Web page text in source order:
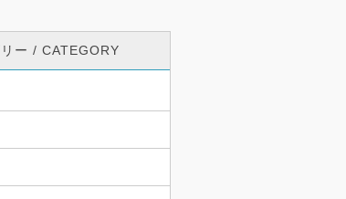
ー / CATEGORY